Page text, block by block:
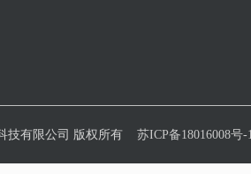
技有限公司 版权所有 苏ICP备18016008号-